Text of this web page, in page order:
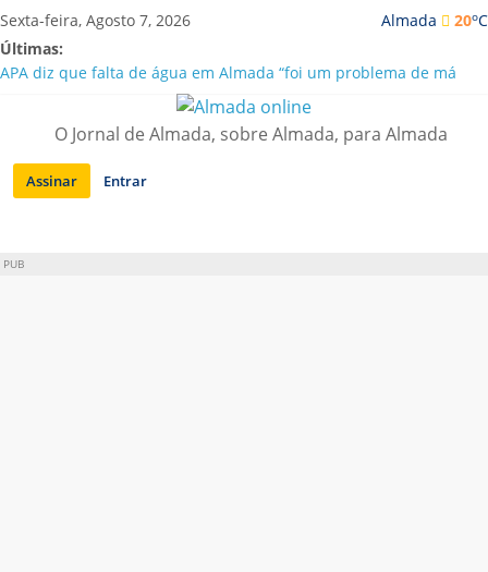
Saltar
para
conteúdo
Almada 20oC
Sexta-feira, Agosto 7, 2026
Últimas:
APA diz que falta de água em Almada “foi um problema de má
Laranjeiro | Cultura pop asiática invade a Casa Amarela
Ponte 25 de Abril celebra 60 anos com programa cultural entre
Lisboa e Almada
Situação de alerta em Almada renovada até final de Agosto
O Jornal de Almada, sobre Almada, para Almada
Assinar Entrar
PUB